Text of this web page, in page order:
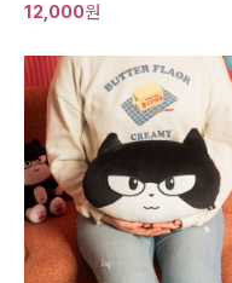
12,000원